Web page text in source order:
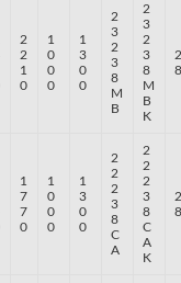
2
2
1
0
1
0
0
0
1
3
0
0
2
3
2
3
8
M
B
2
3
2
3
8
M
B
K
8
1
7
7
0
1
0
0
0
1
3
0
0
2
2
2
3
8
C
A
2
2
2
3
8
C
A
K
8